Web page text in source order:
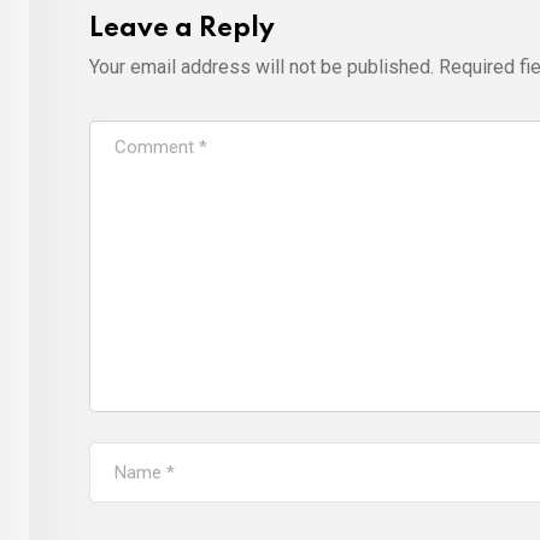
Leave a Reply
Your email address will not be published. Required